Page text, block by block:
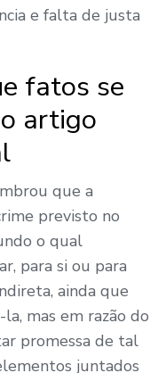
e falta de justa
fatos se
artigo
que a
previsto no
o qual
para si ou para
ainda que
mas em razão do
promessa de tal
juntados